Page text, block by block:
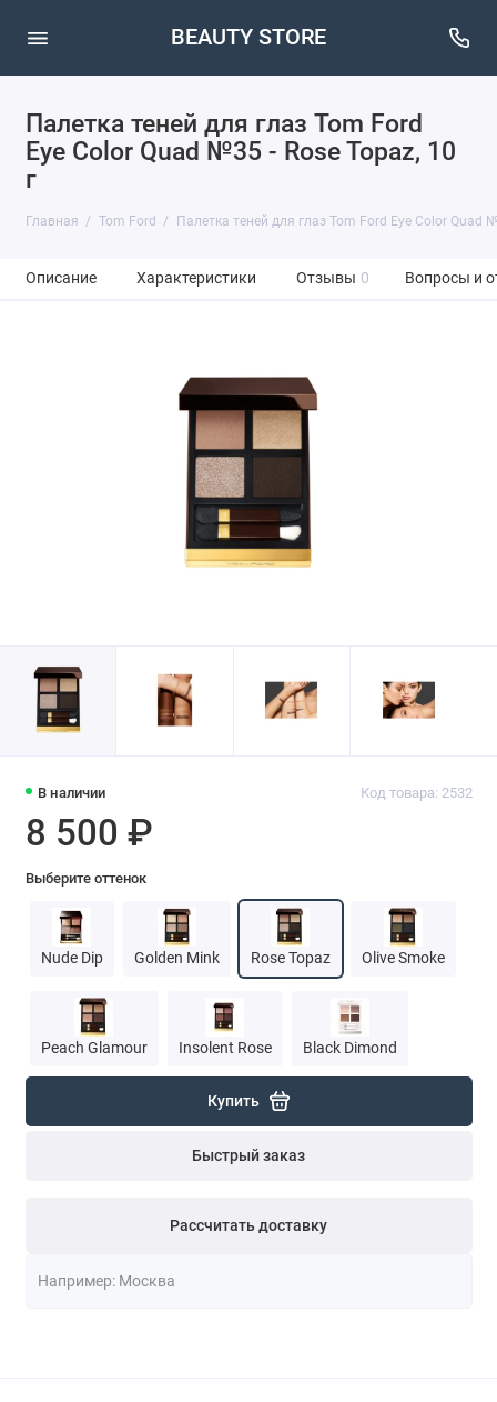
BEAUTY STORE
Палетка теней для глаз Tom Ford
Eye Color Quad №35 - Rose Topaz, 10
г
Главная Tom Ford Палетка теней для глаз Tom Ford Eye Color Quad
Описание Характеристики Отзывы 0 Вопросы и
В наличии Код товара: 2532
8 500 ₽
Выберите оттенок
Nude Dip Golden Mink Rose Topaz Olive Smoke
Peach Glamour Insolent Rose Black Dimond
Купить
Быстрый заказ
Рассчитать доставку